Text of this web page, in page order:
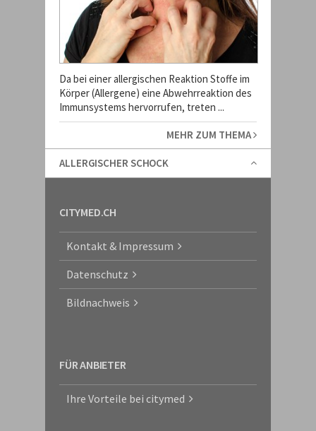
Da bei einer allergischen Reaktion Stoffe im
Körper (Allergene) eine Abwehrreaktion des
Immunsystems hervorrufen, treten ...
MEHR ZUM THEMA
ALLERGISCHER SCHOCK
CITYMED.CH
Kontakt & Impressum
Datenschutz
Bildnachweis
FÜR ANBIETER
Ihre Vorteile bei citymed